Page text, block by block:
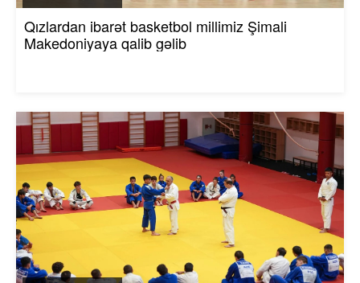
Qızlardan ibarət basketbol millimiz Şimali
Makedoniyaya qalib gəlib